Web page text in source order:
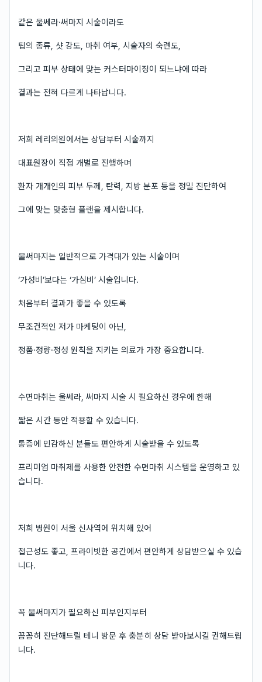
같은 울쎄라·써마지 시술이라도
팁의 종류, 샷 강도, 마취 여부, 시술자의 숙련도,
그리고 피부 상태에 맞는 커스터마이징이 되느냐에 따라
결과는 전혀 다르게 나타납니다.
저희 레리의원에서는 상담부터 시술까지
대표원장이 직접 개별로 진행하며
환자 개개인의 피부 두께, 탄력, 지방 분포 등을 정밀 진단하여
그에 맞는 맞춤형 플랜을 제시합니다.
울써마지는 일반적으로 가격대가 있는 시술이며
‘가성비’보다는 ‘가심비’ 시술입니다.
처음부터 결과가 좋을 수 있도록
무조건적인 저가 마케팅이 아닌,
정품·정량·정성 원칙을 지키는 의료가 가장 중요합니다.
수면마취는 울쎄라, 써마지 시술 시 필요하신 경우에 한해
짧은 시간 동안 적용할 수 있습니다.
통증에 민감하신 분들도 편안하게 시술받을 수 있도록
프리미엄 마취제를 사용한 안전한 수면마취 시스템을 운영하고 있
습니다.
저희 병원이 서울 신사역에 위치해 있어
접근성도 좋고, 프라이빗한 공간에서 편안하게 상담받으실 수 있습
니다.
꼭 울써마지가 필요하신 피부인지부터
꼼꼼히 진단해드릴 테니 방문 후 충분히 상담 받아보시길 권해드립
니다.